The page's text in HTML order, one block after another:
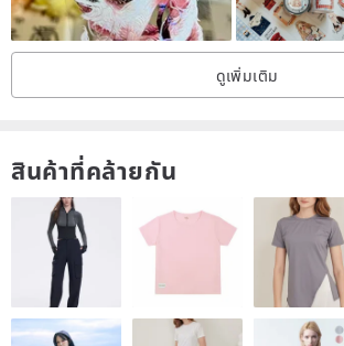
final color will be based on the physical item.
2/ The tape's sealed edge might be slightly
and there may be residual adhesive.
4/ Washi tape is a thin, semi-transparent paper
slightly yellowish hue, not pure white. PET is a
similar to nylon.
5/ Patterns on the tape will need to be cut out
By purchasing this item, you acknowledge
ดูเพิ่มเติม
สินค้าที่คล้ายกัน